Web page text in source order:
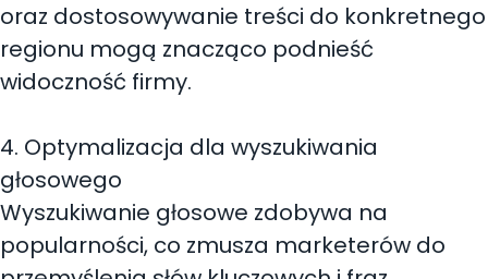
oraz dostosowywanie treści do konkretnego
regionu mogą znacząco podnieść
widoczność firmy.
4. Optymalizacja dla wyszukiwania
głosowego
Wyszukiwanie głosowe zdobywa na
popularności, co zmusza marketerów do